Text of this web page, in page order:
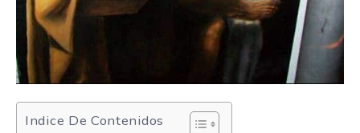
Indice De Contenidos